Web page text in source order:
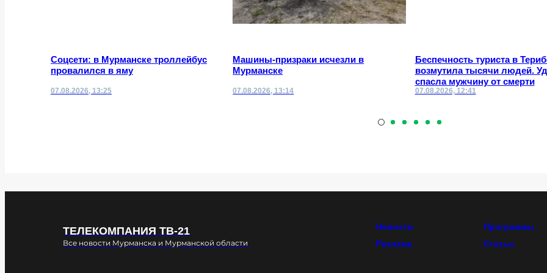
Соцсети: в Мурманске троллейбус
провалился в яму
07.08.2026, 13:25
Машины-призраки исчезли в
Мурманске
07.08.2026, 13:14
Беспечность туриста в
возмутила тысячи людей.
спасла мужчину от смерти
07.08.2026, 12:41
ТЕЛЕКОМПАНИЯ ТВ-21
Все новости Мурманска и Мурманской области
Новости Программы
Реклама
Статьи